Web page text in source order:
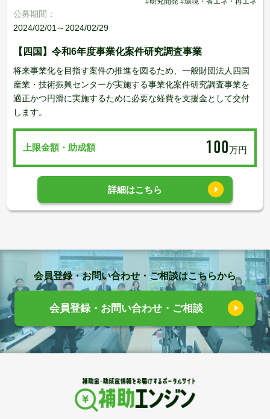
公募期間：
2024/02/01～2024/02/29
【四国】令和6年度事業化案件研究調査事業
将来事業化を目指す案件の推進を図るため、一般財団法人四国
産業・技術振興センターが実施する事業化案件研究調査事業を
適正かつ円滑に実施するために必要な経費を支援金として交付
します。
上限金額・助成額 100万円
詳細はこちら
会員登録・お問い合わせ・ご相談はこちらから
会員登録・お問い合わせ・ご相談